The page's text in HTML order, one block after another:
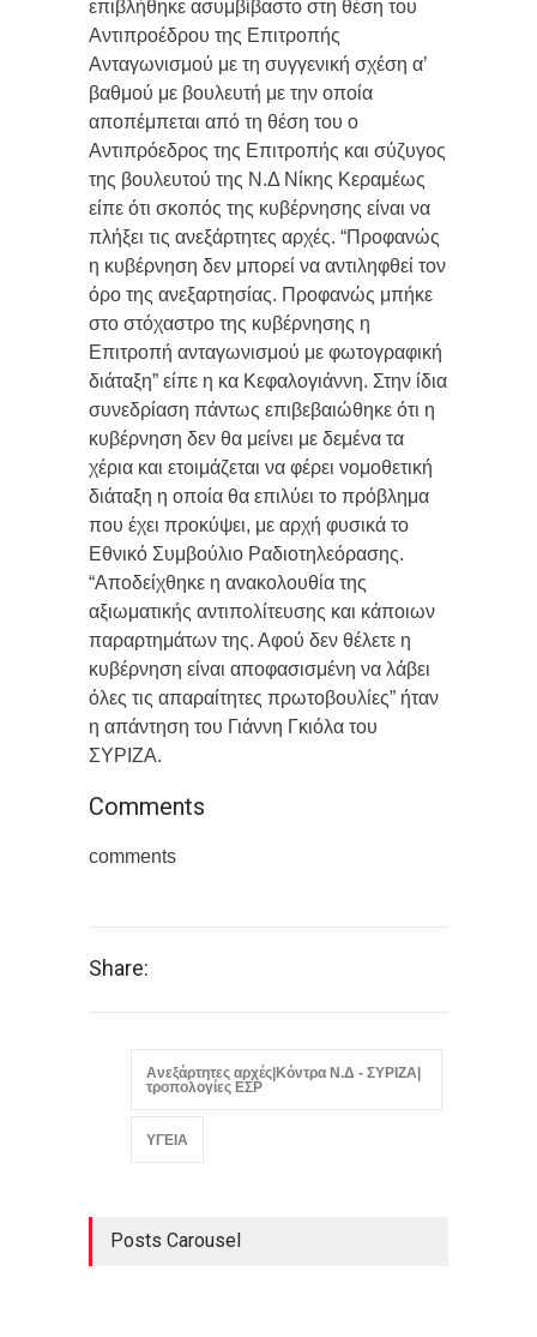
επιβλήθηκε ασυμβίβαστο στη θέση του
Αντιπροέδρου της Επιτροπής
Ανταγωνισμού με τη συγγενική σχέση α’
βαθμού με βουλευτή με την οποία
αποπέμπεται από τη θέση του ο
Αντιπρόεδρος της Επιτροπής και σύζυγος
της βουλευτού της Ν.Δ Νίκης Κεραμέως
είπε ότι σκοπός της κυβέρνησης είναι να
πλήξει τις ανεξάρτητες αρχές. “Προφανώς
η κυβέρνηση δεν μπορεί να αντιληφθεί τον
όρο της ανεξαρτησίας. Προφανώς μπήκε
στο στόχαστρο της κυβέρνησης η
Επιτροπή ανταγωνισμού με φωτογραφική
διάταξη” είπε η κα Κεφαλογιάννη. Στην ίδια
συνεδρίαση πάντως επιβεβαιώθηκε ότι η
κυβέρνηση δεν θα μείνει με δεμένα τα
χέρια και ετοιμάζεται να φέρει νομοθετική
διάταξη η οποία θα επιλύει το πρόβλημα
που έχει προκύψει, με αρχή φυσικά το
Εθνικό Συμβούλιο Ραδιοτηλεόρασης.
“Αποδείχθηκε η ανακολουθία της
αξιωματικής αντιπολίτευσης και κάποιων
παραρτημάτων της. Αφού δεν θέλετε η
κυβέρνηση είναι αποφασισμένη να λάβει
όλες τις απαραίτητες πρωτοβουλίες” ήταν
η απάντηση του Γιάννη Γκιόλα του
ΣΥΡΙΖΑ.
Comments
comments
Share:
Ανεξάρτητες αρχές|Κόντρα Ν.Δ - ΣΥΡΙΖΑ|
τροπολογίες ΕΣΡ
ΥΓΕΙΑ
Posts Carousel